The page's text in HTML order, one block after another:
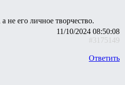
не его личное творчество.
11/10/2024 08:50:08
#3175149
Ответить